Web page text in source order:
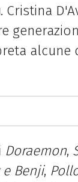
. Cristina
alcune
Doraemon,
Benji,